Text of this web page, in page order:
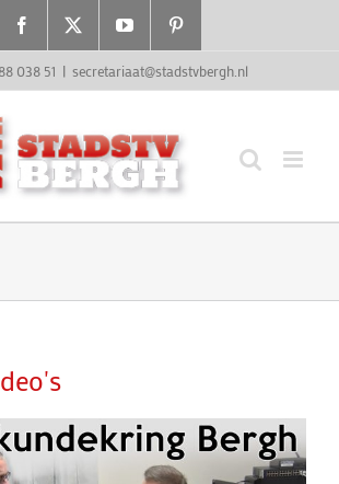
Facebook YouTube
038 51 | secretariaat@stadstvbergh.nl